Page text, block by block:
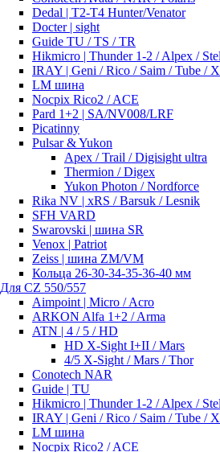
Dedal | T2-T4 Hunter/Venator
Docter | sight
Guide TU / TS / TR
Hikmicro | Thunder 1-2 / Alpex /
IRAY | Geni / Rico / Saim / Tube /
LM шина
Nocpix Rico2 / ACE
Pard 1+2 | SA/NV008/LRF
Picatinny
Pulsar & Yukon
Apex / Trail / Digisight ultra
Thermion / Digex
Yukon Photon / Nordforce
Rika NV | xRS / Barsuk / Lesnik
SFH VARD
Swarovski | шина SR
Venox | Patriot
Zeiss | шина ZM/VM
Кольца 26-30-34-35-36-40 мм
Для CZ 550/557
Aimpoint | Micro / Acro
ARKON Alfa 1+2 / Arma
ATN | 4 / 5 / HD
HD X-Sight I+II / Mars
4/5 X-Sight / Mars / Thor
Conotech NAR
Guide | TU
Hikmicro | Thunder 1-2 / Alpex /
IRAY | Geni / Rico / Saim / Tube /
LM шина
Nocpix Rico2 / ACE